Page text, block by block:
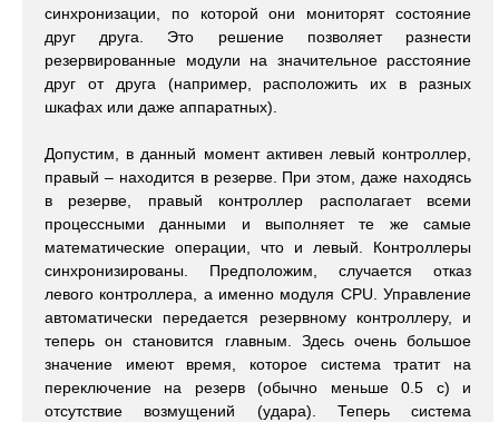
синхронизации, по которой они мониторят состояние
друг друга. Это решение позволяет разнести
резервированные модули на значительное расстояние
друг от друга (например, расположить их в разных
шкафах или даже аппаратных).
Допустим, в данный момент активен левый контроллер,
правый – находится в резерве. При этом, даже находясь
в резерве, правый контроллер располагает всеми
процессными данными и выполняет те же самые
математические операции, что и левый. Контроллеры
синхронизированы. Предположим, случается отказ
левого контроллера, а именно модуля CPU. Управление
автоматически передается резервному контроллеру, и
теперь он становится главным. Здесь очень большое
значение имеют время, которое система тратит на
переключение на резерв (обычно меньше 0.5 с) и
отсутствие возмущений (удара). Теперь система